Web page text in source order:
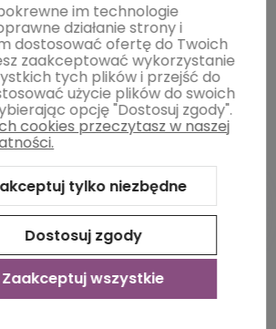
Premium
Szablon Shoper Modern
od GrowCommerce
im technologie
działanie strony i
dostosować ofertę do Twoich
zaakceptować wykorzystanie
tych plików i przejść do
użycie plików do swoich
opcję "Dostosuj zgody".
cookies przeczytasz w naszej
tylko niezbędne
Dostosuj zgody
Zaakceptuj wszystkie